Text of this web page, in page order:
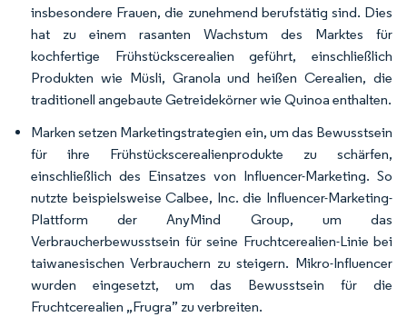
insbesondere Frauen, die zunehmend berufstätig sind. Dies
hat zu einem rasanten Wachstum des Marktes für
kochfertige Frühstückscerealien geführt, einschließlich
Produkten wie Müsli, Granola und heißen Cerealien, die
traditionell angebaute Getreidekörner wie Quinoa enthalten.
Marken setzen Marketingstrategien ein, um das Bewusstsein
für ihre Frühstückscerealienprodukte zu schärfen,
einschließlich des Einsatzes von Influencer-Marketing. So
nutzte beispielsweise Calbee, Inc. die Influencer-Marketing-
Plattform der AnyMind Group, um das
Verbraucherbewusstsein für seine Fruchtcerealien-Linie bei
taiwanesischen Verbrauchern zu steigern. Mikro-Influencer
wurden eingesetzt, um das Bewusstsein für die
Fruchtcerealien „Frugra” zu verbreiten.